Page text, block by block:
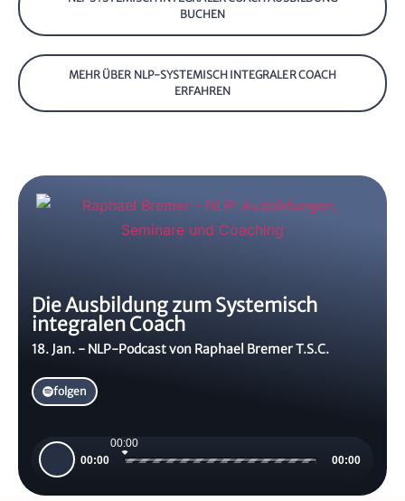
BUCHEN
MEHR ÜBER NLP-SYSTEMISCH INTEGRALER COACH
ERFAHREN
Die Ausbildung zum Systemisch
integralen Coach
18. Jan. - NLP-Podcast von Raphael Bremer T.S.C.
folgen
Audio-
Player
00:00
00:00
00:00